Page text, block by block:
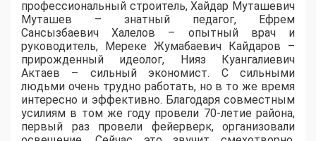
профессиональный строитель, Хайдар Муташевич
Муташев – знатный педагог, Ефрем
Сансызбаевич Халелов – опытный врач и
руководитель, Мереке Жумабаевич Кайдаров –
прирожденный идеолог, Нияз Куангалиевич
Актаев – сильный экономист. С сильными
людьми очень трудно работать, но в то же время
интересно и эффективно. Благодаря совместным
усилиям в том же году провели 70-летие района,
первый раз провели фейерверк, организовали